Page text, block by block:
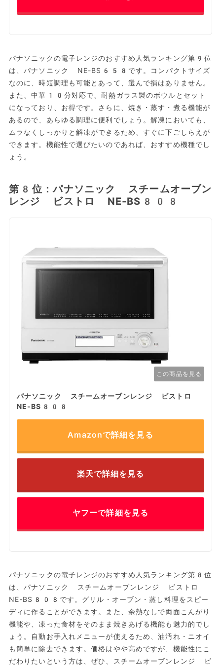
パナソニックの電子レンジのおすすめ人気ランキング第9位
は、パナソニック NE-BS658です。コンパクトサイズ
なのに、時短調理も可能とあって、選んで損はありません。
また、中華10分対応で、耐熱ガラス製のボウルとセット
になっており、お得です。さらに、焼き・蒸す・煮る機能が
あるので、あらゆる調理に便利でしょう。解凍においても、
ムラなくしっかりと解凍ができるため、すぐに下ごしらえが
できます。機能性で選びたいのであれば、おすすめ機種でし
ょう。
第8位：パナソニック スチームオーブン
レンジ ビストロ NE-BS808
この商品を見る
パナソニック スチームオーブンレンジ ビストロ
NE-BS808
Amazonで詳細を見る
楽天で詳細を見る
ヤフーで詳細を見る
パナソニックの電子レンジのおすすめ人気ランキング第8位
は、パナソニック スチームオーブンレンジ ビストロ
NE-BS808です。グリル・オーブン・蒸し料理をスピー
ディに作ることができます。また、余熱なしで両面こんがり
機能や、凍った食材をそのまま焼きあげる機能も魅力的でし
ょう。自動お手入れメニューが使えるため、油汚れ・ニオイ
も簡単に除去できます。価格はやや高めですが、機能性にこ
だわりたいという方は、ぜひ、スチームオーブンレンジ ビ